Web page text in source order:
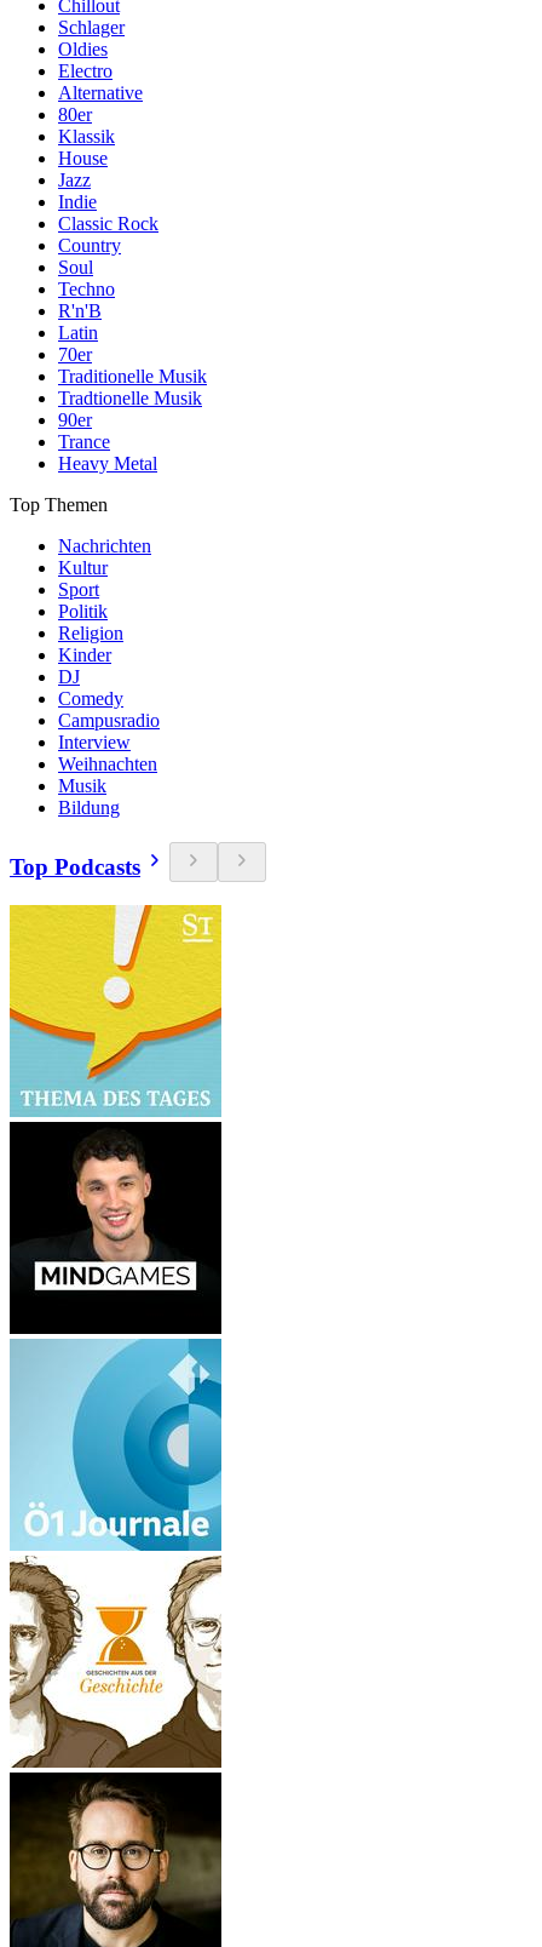
Chillout
Schlager
Oldies
Electro
Alternative
80er
Klassik
House
Jazz
Indie
Classic Rock
Country
Soul
Techno
R'n'B
Latin
70er
Traditionelle Musik
Tradtionelle Musik
90er
Trance
Heavy Metal
Top Themen
Nachrichten
Kultur
Sport
Politik
Religion
Kinder
DJ
Comedy
Campusradio
Interview
Weihnachten
Musik
Bildung
Top Podcasts